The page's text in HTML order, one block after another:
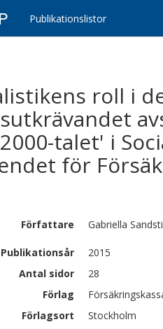
Publikationslistor
roll i
talet' i
för
Författare Gabriella
Publikationsår
2015
Antal sidor
28
Förlag
Förlagsort
Stockholm